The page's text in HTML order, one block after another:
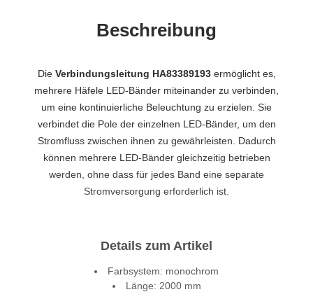
Beschreibung
Die Verbindungsleitung HA83389193ermöglicht es,
mehrere Häfele LED-Bänder miteinander zu verbinden,
um eine kontinuierliche Beleuchtung zu erzielen. Sie
verbindet die Pole der einzelnen LED-Bänder, um den
Stromfluss zwischen ihnen zu gewährleisten. Dadurch
können mehrere LED-Bänder gleichzeitig betrieben
werden, ohne dass für jedes Band eine separate
Stromversorgung erforderlich ist.
Details zum Artikel
Farbsystem: monochrom
Länge: 2000 mm